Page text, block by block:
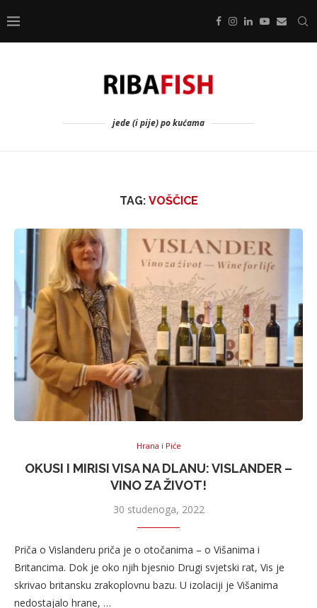
jede (i pije) po kućama
TAG: VOŠČICE
Hrana i Piće
OKUSI I MIRISI VISA NA DLANU: VISLANDER –
VINO ZA ŽIVOT!
30 studenoga, 2022
Priča o Vislanderu priča je o otočanima – o Višanima i
Britancima. Dok je oko njih bjesnio Drugi svjetski rat, Vis je
skrivao britansku zrakoplovnu bazu. U izolaciji je Višanima
nedostajalo hrane, …